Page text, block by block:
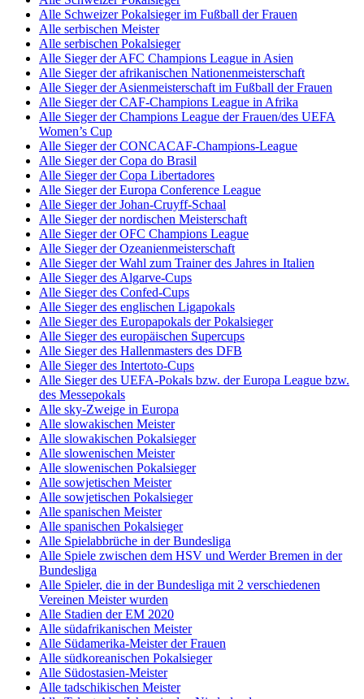
Alle Schweizer Pokalsieger im Fußball der Frauen
Alle serbischen Meister
Alle serbischen Pokalsieger
Alle Sieger der AFC Champions League in Asien
Alle Sieger der afrikanischen Nationenmeisterschaft
Alle Sieger der Asienmeisterschaft im Fußball der Frauen
Alle Sieger der CAF-Champions League in Afrika
Alle Sieger der Champions League der Frauen/des UEFA
Women’s Cup
Alle Sieger der CONCACAF-Champions-League
Alle Sieger der Copa do Brasil
Alle Sieger der Copa Libertadores
Alle Sieger der Europa Conference League
Alle Sieger der Johan-Cruyff-Schaal
Alle Sieger der nordischen Meisterschaft
Alle Sieger der OFC Champions League
Alle Sieger der Ozeanienmeisterschaft
Alle Sieger der Wahl zum Trainer des Jahres in Italien
Alle Sieger des Algarve-Cups
Alle Sieger des Confed-Cups
Alle Sieger des englischen Ligapokals
Alle Sieger des Europapokals der Pokalsieger
Alle Sieger des europäischen Supercups
Alle Sieger des Hallenmasters des DFB
Alle Sieger des Intertoto-Cups
Alle Sieger des UEFA-Pokals bzw. der Europa League bzw.
des Messepokals
Alle sky-Zweige in Europa
Alle slowakischen Meister
Alle slowakischen Pokalsieger
Alle slowenischen Meister
Alle slowenischen Pokalsieger
Alle sowjetischen Meister
Alle sowjetischen Pokalsieger
Alle spanischen Meister
Alle spanischen Pokalsieger
Alle Spielabbrüche in der Bundesliga
Alle Spiele zwischen dem HSV und Werder Bremen in der
Bundesliga
Alle Spieler, die in der Bundesliga mit 2 verschiedenen
Vereinen Meister wurden
Alle Stadien der EM 2020
Alle südafrikanischen Meister
Alle Südamerika-Meister der Frauen
Alle südkoreanischen Pokalsieger
Alle Südostasien-Meister
Alle tadschikischen Meister